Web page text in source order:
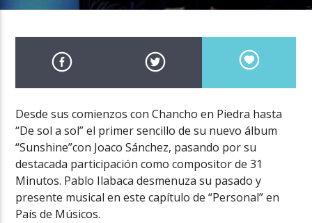
Desde sus comienzos con Chancho en Piedra hasta
“De sol a sol” el primer sencillo de su nuevo álbum
“Sunshine”con Joaco Sánchez, pasando por su
destacada participación como compositor de 31
Minutos. Pablo Ilabaca desmenuza su pasado y
presente musical en este capítulo de “Personal” en
País de Músicos.